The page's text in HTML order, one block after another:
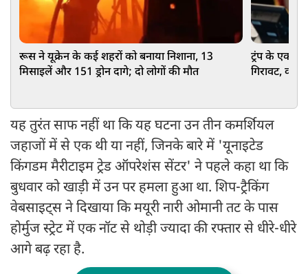
रूस ने यूक्रेन के कई शहरों को बनाया निशाना, 13
मिसाइलें और 151 ड्रोन दागे; दो लोगों की मौत
ट्रंप के एक
गिरावट,
यह तुरंत साफ नहीं था कि यह घटना उन तीन कमर्शियल
जहाजों में से एक थी या नहीं, जिनके बारे में 'यूनाइटेड
किंगडम मैरीटाइम ट्रेड ऑपरेशंस सेंटर' ने पहले कहा था कि
बुधवार को खाड़ी में उन पर हमला हुआ था. शिप-ट्रैकिंग
वेबसाइट्स ने दिखाया कि मयूरी नारी ओमानी तट के पास
होर्मुज स्ट्रेट में एक नॉट से थोड़ी ज्यादा की रफ्तार से धीरे-धीरे
आगे बढ़ रहा है.